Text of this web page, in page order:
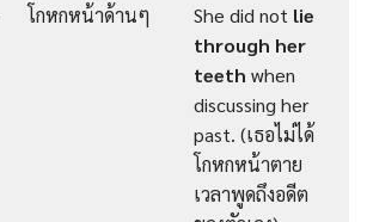
โกหกหน้าด้านๆ She did not lie
through her
teeth when
discussing her
past. (เธอไม่ได้
โกหกหน้าตาย
เวลาพูดถึงอดีต